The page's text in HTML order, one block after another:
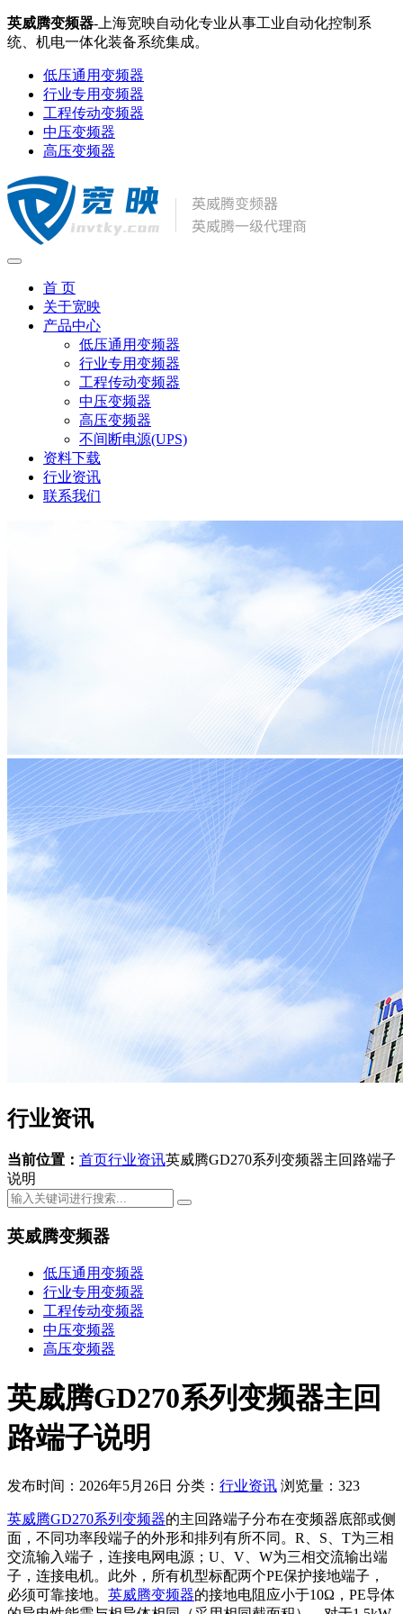
英威腾变频器-上海宽映自动化专业从事工业自动化控制系
统、机电一体化装备系统集成。
低压通用变频器
行业专用变频器
工程传动变频器
中压变频器
高压变频器
首 页
关于宽映
产品中心
低压通用变频器
行业专用变频器
工程传动变频器
中压变频器
高压变频器
不间断电源(UPS)
资料下载
行业资讯
联系我们
行业资讯
当前位置： 首页行业资讯英威腾GD270系列变频器主回路端子
说明
英威腾变频器
低压通用变频器
行业专用变频器
工程传动变频器
中压变频器
高压变频器
英威腾GD270系列变频器主回
路端子说明
发布时间：2026年5月26日 分类： 行业资讯 浏览量：323
英威腾GD270系列变频器的主回路端子分布在变频器底部或侧
面，不同功率段端子的外形和排列有所不同。R、S、T为三相
交流输入端子，连接电网电源；U、V、W为三相交流输出端
子，连接电机。此外，所有机型标配两个PE保护接地端子，
必须可靠接地。 英威腾变频器的接地电阻应小于10Ω，PE导体